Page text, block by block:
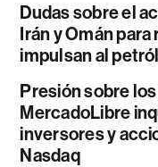
Dudas sobre el
Irán y Omán
impulsan al
Presión sobre
MercadoLibre
inversores y
Nasdaq